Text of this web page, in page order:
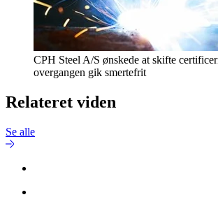
CPH Steel A/S ønskede at skifte
overgangen gik smertefrit
Relateret viden
Se alle